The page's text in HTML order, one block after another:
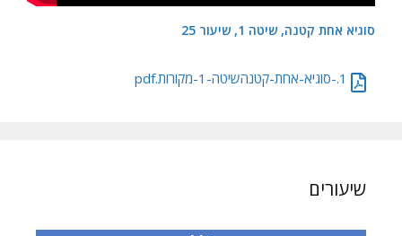
סוגיא אחת קטנה, שיטה 1, שיעור 25
1.-סוגיא-אחת-קטנהשיטה-1-מקורות.pdf
שיעורים